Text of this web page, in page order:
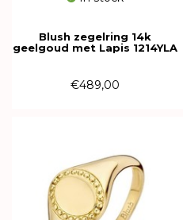
Blush zegelring 14k
geelgoud met Lapis 1214YLA
€489,00